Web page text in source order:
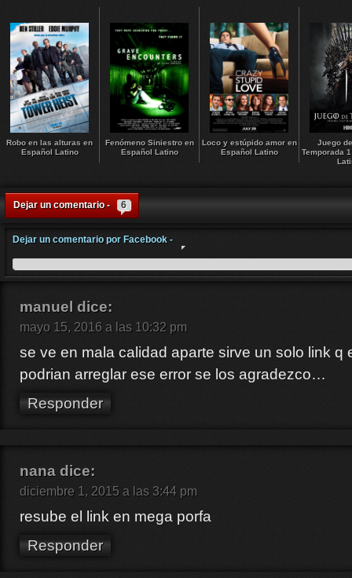
Robo en las alturas en
Español Latino
Fenómeno Siniestro en
Español Latino
Loco y estúpido amor en
Español Latino
Juego
Temporada
Dejar un comentario - 6
Dejar un comentario por Facebook -
manuel dice:
mayo 15, 2016 a las 10:32 pm
se ve en mala calidad aparte sirve un solo link q
podrian arreglar ese error se los agradezco…
Responder
nana dice:
diciembre 1, 2015 a las 3:44 pm
resube el link en mega porfa
Responder